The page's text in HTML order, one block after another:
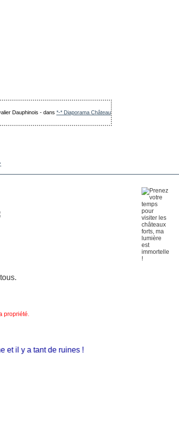
Dauphinois -dans *-* Diaporama Château
propriété.
il y a tant de ruines !